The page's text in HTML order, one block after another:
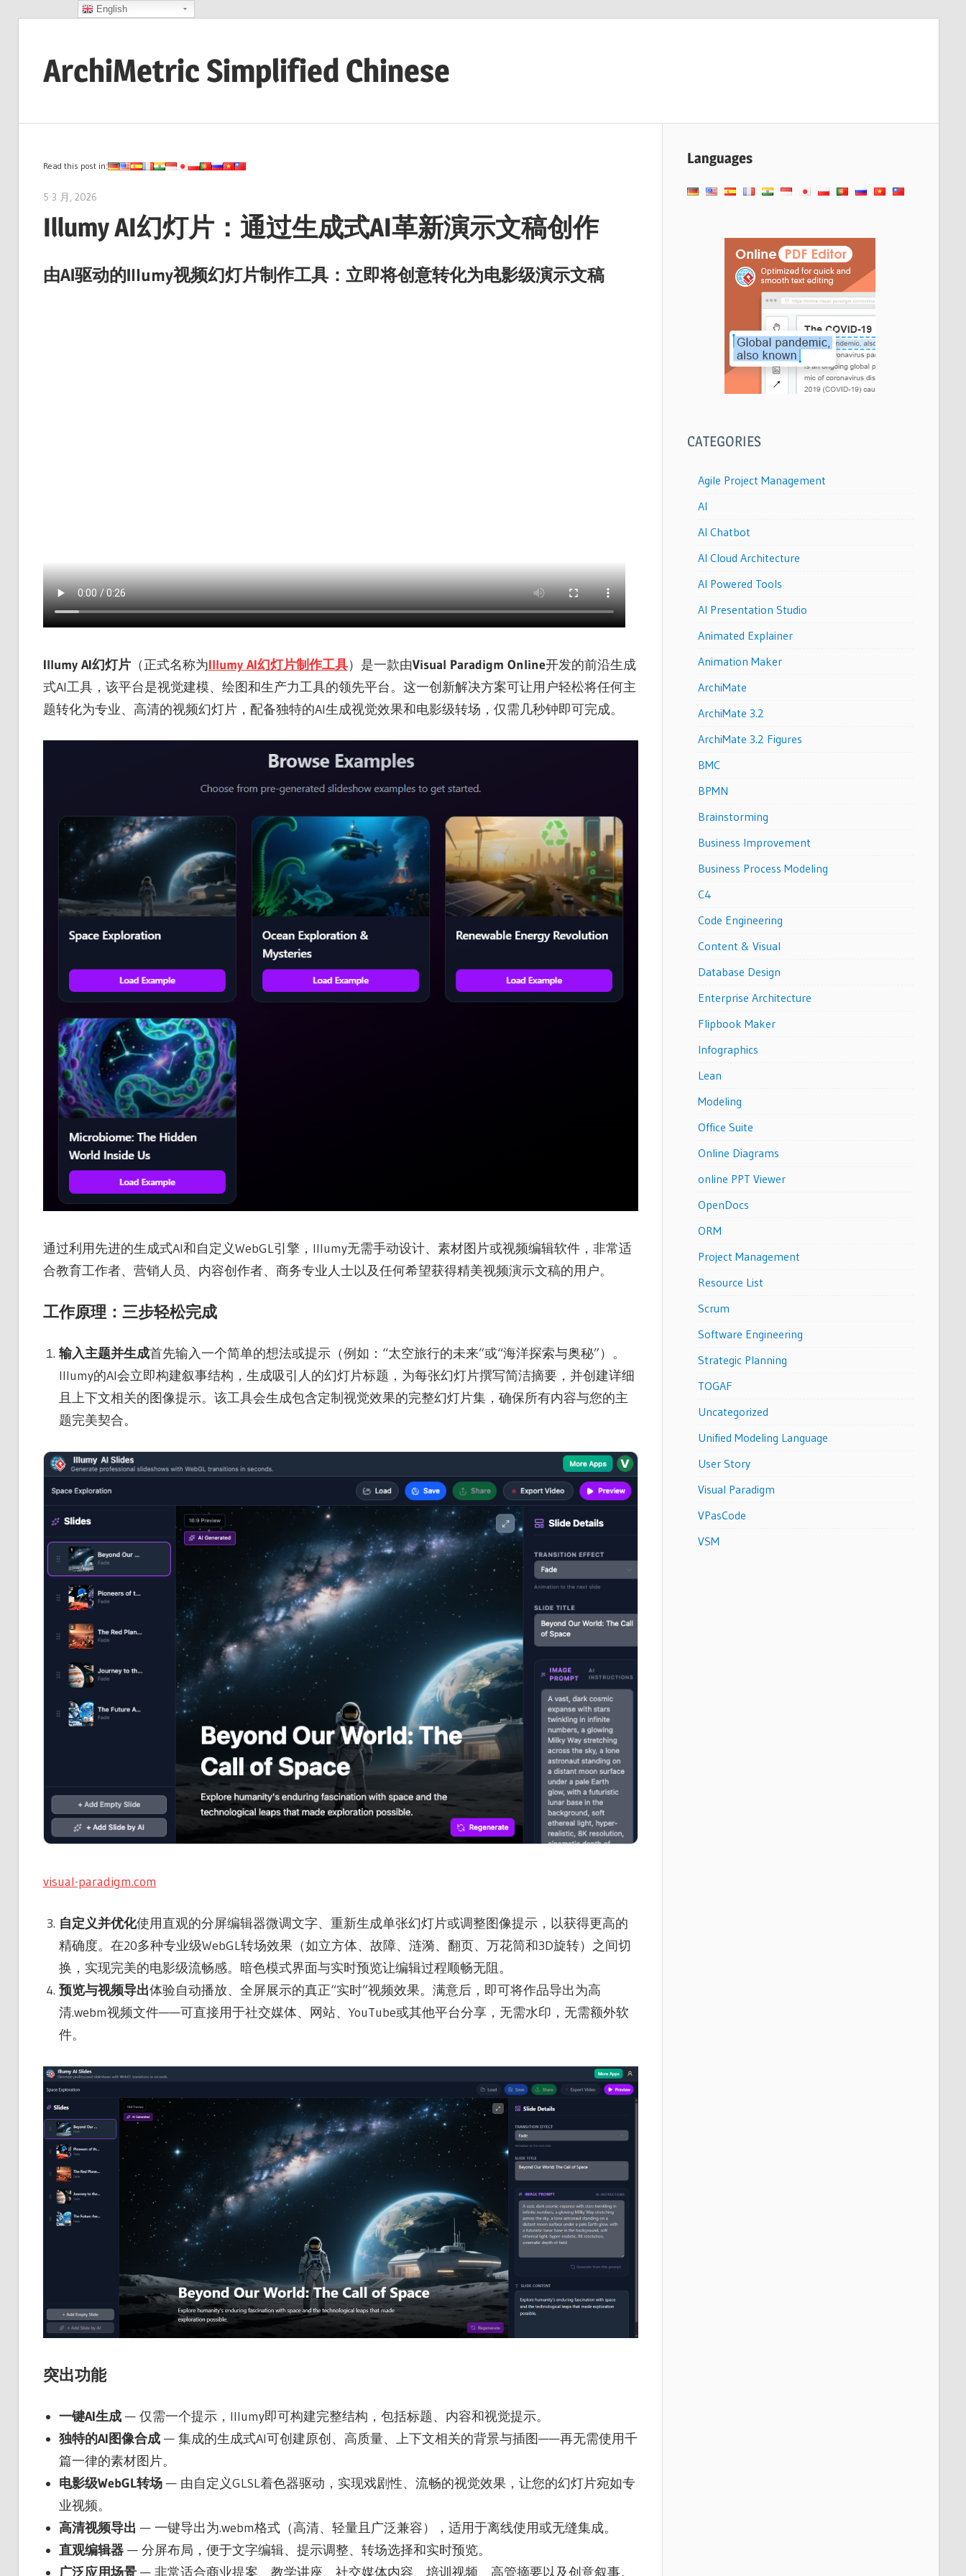
contentArchiMetric Simplified Chinese
Dev
Scrum,
More
Read this post in:
5 3 月, 2026
Illumy AI幻灯片：通过生成式AI革新演示文稿创作
由AI驱动的Illumy视频幻灯片制作工具：立即将创意转化为电影级演示文稿
Illumy AI幻灯片（正式名称为Illumy AI幻灯片制作工具）是一款由Visual Paradigm Online开发的前沿生成
式AI工具，该平台是视觉建模、绘图和生产力工具的领先平台。这一创新解决方案可让用户轻松将任何主
题转化为专业、高清的视频幻灯片，配备独特的AI生成视觉效果和电影级转场，仅需几秒钟即可完成。
通过利用先进的生成式AI和自定义WebGL引擎，Illumy无需手动设计、素材图片或视频编辑软件，非常适
合教育工作者、营销人员、内容创作者、商务专业人士以及任何希望获得精美视频演示文稿的用户。
工作原理：三步轻松完成
输入主题并生成首先输入一个简单的想法或提示（例如：“太空旅行的未来”或“海洋探索与奥秘”）。
Illumy的AI会立即构建叙事结构，生成吸引人的幻灯片标题，为每张幻灯片撰写简洁摘要，并创建详细
且上下文相关的图像提示。该工具会生成包含定制视觉效果的完整幻灯片集，确保所有内容与您的主
题完美契合。
visual-paradigm.com
自定义并优化使用直观的分屏编辑器微调文字、重新生成单张幻灯片或调整图像提示，以获得更高的
精确度。在20多种专业级WebGL转场效果（如立方体、故障、涟漪、翻页、万花筒和3D旋转）之间切
换，实现完美的电影级流畅感。暗色模式界面与实时预览让编辑过程顺畅无阻。
预览与视频导出体验自动播放、全屏展示的真正“实时”视频效果。满意后，即可将作品导出为高
清.webm视频文件——可直接用于社交媒体、网站、YouTube或其他平台分享，无需水印，无需额外软
件。
突出功能
一键AI生成 — 仅需一个提示，Illumy即可构建完整结构，包括标题、内容和视觉提示。
独特的AI图像合成 — 集成的生成式AI可创建原创、高质量、上下文相关的背景与插图——再无需使用千
篇一律的素材图片。
电影级WebGL转场 — 由自定义GLSL着色器驱动，实现戏剧性、流畅的视觉效果，让您的幻灯片宛如专
业视频。
高清视频导出 — 一键导出为.webm格式（高清、轻量且广泛兼容），适用于离线使用或无缝集成。
直观编辑器 — 分屏布局，便于文字编辑、提示调整、转场选择和实时预览。
广泛应用场景 — 非常适合商业提案、教学讲座、社交媒体内容、培训视频、高管摘要以及创意叙事。
Languages
CATEGORIES
Agile Project Management
AI
AI Chatbot
AI Cloud Architecture
AI Powered Tools
AI Presentation Studio
Animated Explainer
Animation Maker
ArchiMate
ArchiMate 3.2
ArchiMate 3.2 Figures
BMC
BPMN
Brainstorming
Business Improvement
Business Process Modeling
C4
Code Engineering
Content & Visual
Database Design
Enterprise Architecture
Flipbook Maker
Infographics
Lean
Modeling
Office Suite
Online Diagrams
online PPT Viewer
OpenDocs
ORM
Project Management
Resource List
Scrum
Software Engineering
Strategic Planning
TOGAF
Uncategorized
Unified Modeling Language
User Story
Visual Paradigm
VPasCode
VSM
English